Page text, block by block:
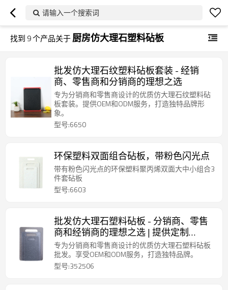
请输入一个搜索词
找到9个产品关于厨房仿大理石塑料砧板
批发仿大理石纹塑料砧板套装 - 经销
商、零售商和分销商的理想之选
专为分销商和零售商设计的优质仿大理石纹塑料砧
板套装。提供OEM和ODM服务，打造独特品牌形
象。
型号:6650
环保塑料双面组合砧板，带粉色闪光点
带有粉色闪光点的环保塑料聚丙烯双面大中小组合3
件套砧板
型号:6603
批发仿大理石塑料砧板 - 分销商、零售
商和经销商的理想之选 | 提供定制
OEM/ODM 选项 | 健康抗菌
专为分销商和零售商设计的优质仿大理石塑料砧板
批发。享受OEM和ODM服务，打造独特品牌。
型号:352506